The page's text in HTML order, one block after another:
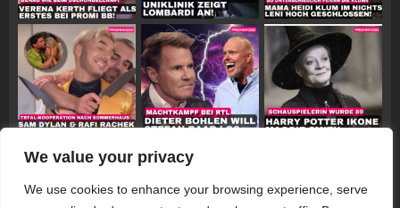
We value your privacy
We use cookies to enhance your browsing experience, serve
Follow on Instagram